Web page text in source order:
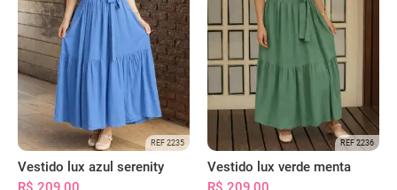
REF 2235
Vestido lux azul serenity
REF 2236
Vestido lux verde menta